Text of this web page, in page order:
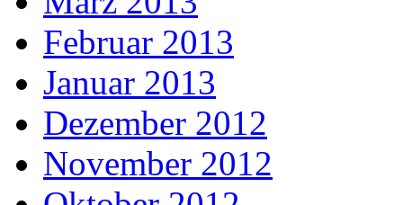
Februar 2013
Januar 2013
Dezember 2012
November 2012